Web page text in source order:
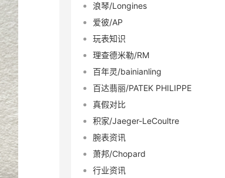
浪琴/Longines
爱彼/AP
玩表知识
理查德米勒/RM
百年灵/bainianling
百达翡丽/PATEK PHILIPPE
真假对比
积家/Jaeger-LeCoultre
腕表资讯
萧邦/Chopard
行业资讯